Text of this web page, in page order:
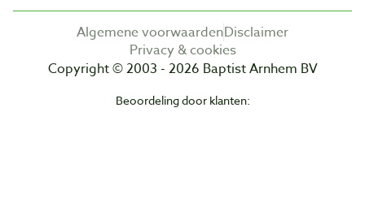
Algemene voorwaardenDisclaimer
Privacy & cookies
Copyright © 2003 - 2026 Baptist Arnhem BV
Beoordeling door klanten: